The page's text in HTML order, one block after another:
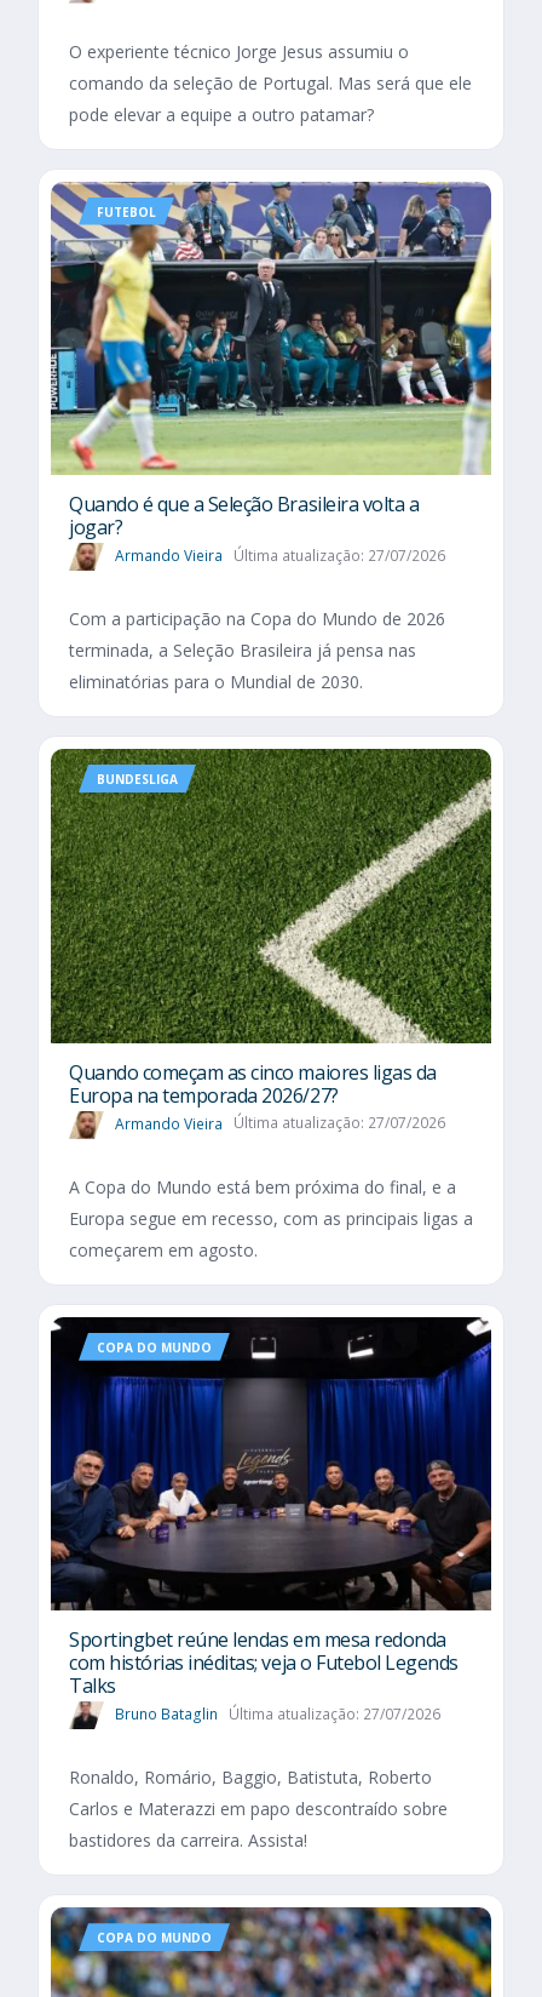
O experiente técnico Jorge Jesus assumiu o
comando da seleção de Portugal. Mas será que ele
pode elevar a equipe a outro patamar?
FUTEBOL
Quando é que a Seleção Brasileira volta a
jogar?
Armando Vieira Última atualização: 27/07/2026
Com a participação na Copa do Mundo de 2026
terminada, a Seleção Brasileira já pensa nas
eliminatórias para o Mundial de 2030.
BUNDESLIGA
Quando começam as cinco maiores ligas da
Europa na temporada 2026/27?
Armando Vieira Última atualização: 27/07/2026
A Copa do Mundo está bem próxima do final, e a
Europa segue em recesso, com as principais ligas a
começarem em agosto.
COPA DO MUNDO
Sportingbet reúne lendas em mesa redonda
com histórias inéditas; veja o Futebol Legends
Talks
Bruno Bataglin Última atualização: 27/07/2026
Ronaldo, Romário, Baggio, Batistuta, Roberto
Carlos e Materazzi em papo descontraído sobre
bastidores da carreira. Assista!
COPA DO MUNDO